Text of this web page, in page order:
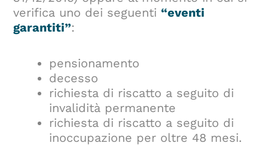
verifica uno dei seguenti“eventi
garantiti”:
pensionamento
decesso
richiesta di riscatto a seguito di
invalidità permanente
richiesta di riscatto a seguito di
inoccupazione per oltre 48 mesi.